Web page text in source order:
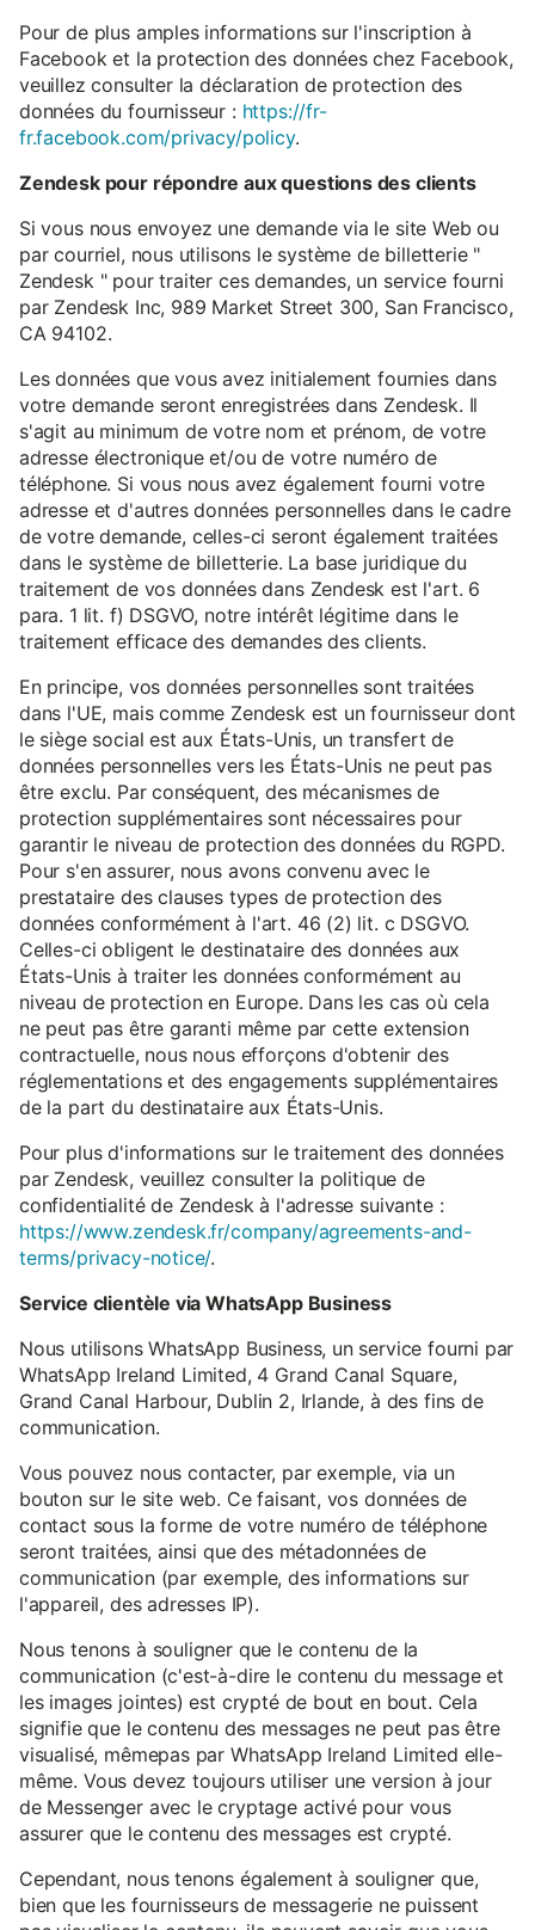
Pour de plus amples informations sur l'inscription à
Facebook et la protection des données chez Facebook,
veuillez consulter la déclaration de protection des
données du fournisseur : https://fr-
fr.facebook.com/privacy/policy.
Zendesk pour répondre aux questions des clients
Si vous nous envoyez une demande via le site Web ou
par courriel, nous utilisons le système de billetterie "
Zendesk " pour traiter ces demandes, un service fourni
par Zendesk Inc, 989 Market Street 300, San Francisco,
CA 94102.
Les données que vous avez initialement fournies dans
votre demande seront enregistrées dans Zendesk. Il
s'agit au minimum de votre nom et prénom, de votre
adresse électronique et/ou de votre numéro de
téléphone. Si vous nous avez également fourni votre
adresse et d'autres données personnelles dans le cadre
de votre demande, celles-ci seront également traitées
dans le système de billetterie. La base juridique du
traitement de vos données dans Zendesk est l'art. 6
para. 1 lit. f) DSGVO, notre intérêt légitime dans le
traitement efficace des demandes des clients.
En principe, vos données personnelles sont traitées
dans l'UE, mais comme Zendesk est un fournisseur dont
le siège social est aux États-Unis, un transfert de
données personnelles vers les États-Unis ne peut pas
être exclu. Par conséquent, des mécanismes de
protection supplémentaires sont nécessaires pour
garantir le niveau de protection des données du RGPD.
Pour s'en assurer, nous avons convenu avec le
prestataire des clauses types de protection des
données conformément à l'art. 46 (2) lit. c DSGVO.
Celles-ci obligent le destinataire des données aux
États-Unis à traiter les données conformément au
niveau de protection en Europe. Dans les cas où cela
ne peut pas être garanti même par cette extension
contractuelle, nous nous efforçons d'obtenir des
réglementations et des engagements supplémentaires
de la part du destinataire aux États-Unis.
Pour plus d'informations sur le traitement des données
par Zendesk, veuillez consulter la politique de
confidentialité de Zendesk à l'adresse suivante :
https://www.zendesk.fr/company/agreements-and-
terms/privacy-notice/.
Service clientèle via WhatsApp Business
Nous utilisons WhatsApp Business, un service fourni par
WhatsApp Ireland Limited, 4 Grand Canal Square,
Grand Canal Harbour, Dublin 2, Irlande, à des fins de
communication.
Vous pouvez nous contacter, par exemple, via un
bouton sur le site web. Ce faisant, vos données de
contact sous la forme de votre numéro de téléphone
seront traitées, ainsi que des métadonnées de
communication (par exemple, des informations sur
l'appareil, des adresses IP).
Nous tenons à souligner que le contenu de la
communication (c'est-à-dire le contenu du message et
les images jointes) est crypté de bout en bout. Cela
signifie que le contenu des messages ne peut pas être
visualisé, mêmepas par WhatsApp Ireland Limited elle-
même. Vous devez toujours utiliser une version à jour
de Messenger avec le cryptage activé pour vous
assurer que le contenu des messages est crypté.
Cependant, nous tenons également à souligner que,
bien que les fournisseurs de messagerie ne puissent